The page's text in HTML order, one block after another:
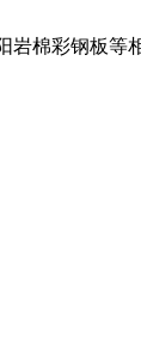
岩棉彩钢板等